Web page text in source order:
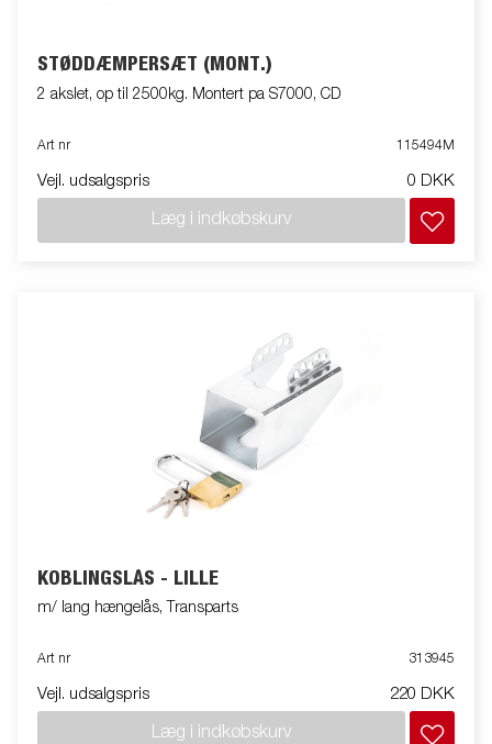
STØDDÆMPERSÆT (MONT.)
2 akslet, op til 2500kg. Montert pa S7000, CD
Art nr 115494M
Vejl. udsalgspris 0 DKK
Læg i indkøbskurv
KOBLINGSLÅS - LILLE
m/ lang hængelås, Transparts
Art nr 313945
Vejl. udsalgspris 220 DKK
Læg i indkøbskurv